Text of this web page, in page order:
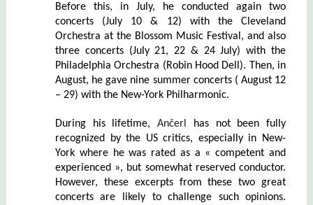
Before this, in July, he conducted again two
concerts (July 10 & 12) with the Cleveland
Orchestra at the Blossom Music Festival, and also
three concerts (July 21, 22 & 24 July) with the
Philadelphia Orchestra (Robin Hood Dell). Then, in
August, he gave nine summer concerts ( August 12
– 29) with the New-York Philharmonic.
During his lifetime,Ančerl
has not been fully
recognized by the US critics, especially in New-
York where he was rated as a « competent and
experienced », but somewhat reserved conductor.
However, these excerpts from these two great
concerts are likely to challenge such opinions.